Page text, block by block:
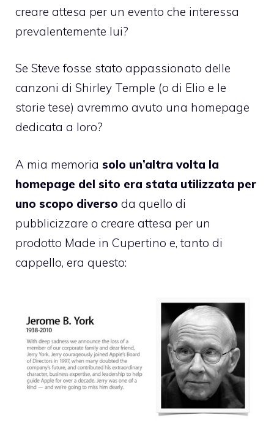
creare attesa per un evento che interessa
prevalentemente lui?
Se Steve fosse stato appassionato delle
canzoni di Shirley Temple (o di Elio e le
storie tese) avremmo avuto una homepage
dedicata a loro?
A mia memoria solo un’altra volta la
homepage del sito era stata utilizzata per
uno scopo diverso da quello di
pubblicizzare o creare attesa per un
prodotto Made in Cupertino e, tanto di
cappello, era questo: